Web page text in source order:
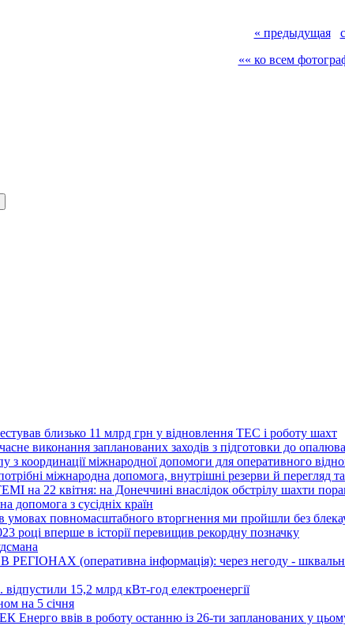
« предыдущая
«« ко всем
близько 11 млрд грн у відновлення ТЕС і роботу шахт
виконання запланованих заходів з підготовки до
з координації міжнародної допомоги для оперативного
міжнародна допомога, внутрішні резерви й перегляд
квітня: на Донеччині внаслідок обстрілу шахти
допомога з сусідніх країн
повномасштабного вторгнення ми пройшли без
році вперше в історії перевищив рекордну позначку
(оперативна інформація): через негоду - шквальний
15,2 млрд кВт-год електроенергії
на 5 січня
Енерго ввів в роботу останню із 26-ти запланованих у